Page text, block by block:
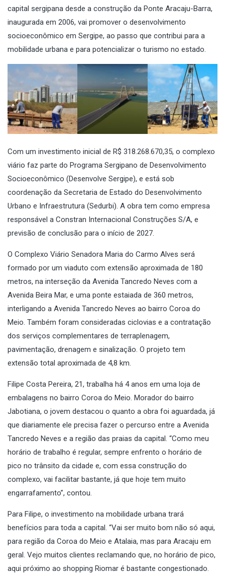
capital sergipana desde a construção da Ponte Aracaju-Barra,
inaugurada em 2006, vai promover o desenvolvimento
socioeconômico em Sergipe, ao passo que contribui para a
mobilidade urbana e para potencializar o turismo no estado.
Com um investimento inicial de R$ 318.268.670,35, o complexo
viário faz parte do Programa Sergipano de Desenvolvimento
Socioeconômico (Desenvolve Sergipe), e está sob
coordenação da Secretaria de Estado do Desenvolvimento
Urbano e Infraestrutura (Sedurbi). A obra tem como empresa
responsável a Constran Internacional Construções S/A, e
previsão de conclusão para o início de 2027.
O Complexo Viário Senadora Maria do Carmo Alves será
formado por um viaduto com extensão aproximada de 180
metros, na interseção da Avenida Tancredo Neves com a
Avenida Beira Mar, e uma ponte estaiada de 360 metros,
interligando a Avenida Tancredo Neves ao bairro Coroa do
Meio. Também foram consideradas ciclovias e a contratação
dos serviços complementares de terraplenagem,
pavimentação, drenagem e sinalização. O projeto tem
extensão total aproximada de 4,8 km.
Filipe Costa Pereira, 21, trabalha há 4 anos em uma loja de
embalagens no bairro Coroa do Meio. Morador do bairro
Jabotiana, o jovem destacou o quanto a obra foi aguardada, já
que diariamente ele precisa fazer o percurso entre a Avenida
Tancredo Neves e a região das praias da capital. “Como meu
horário de trabalho é regular, sempre enfrento o horário de
pico no trânsito da cidade e, com essa construção do
complexo, vai facilitar bastante, já que hoje tem muito
engarrafamento”, contou.
Para Filipe, o investimento na mobilidade urbana trará
benefícios para toda a capital. “Vai ser muito bom não só aqui,
para região da Coroa do Meio e Atalaia, mas para Aracaju em
geral. Vejo muitos clientes reclamando que, no horário de pico,
aqui próximo ao shopping Riomar é bastante congestionado.